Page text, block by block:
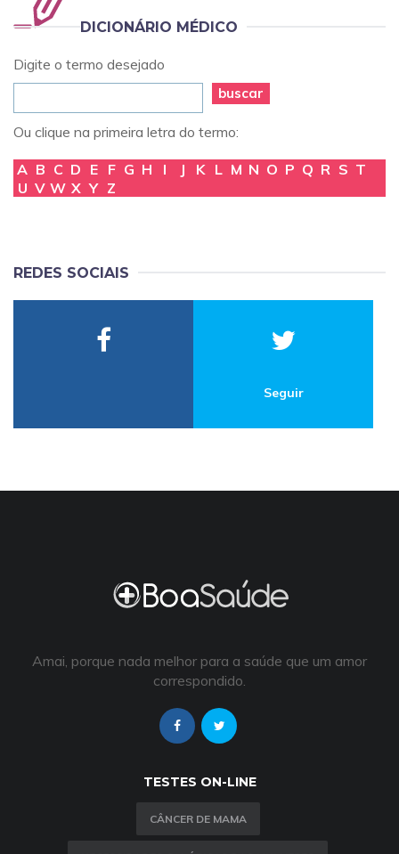
DICIONÁRIO MÉDICO
Digite o termo desejado
buscar
Ou clique na primeira letra do termo:
A B C D E F G H I J K L M N O P Q R S T
U V W X Y Z
REDES SOCIAIS
Seguir
Amai, porque nada melhor para a saúde que um amor
correspondido.
TESTES ON-LINE
CÂNCER DE MAMA